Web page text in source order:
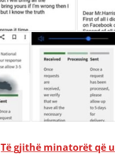
Të gjithë minatorët që u